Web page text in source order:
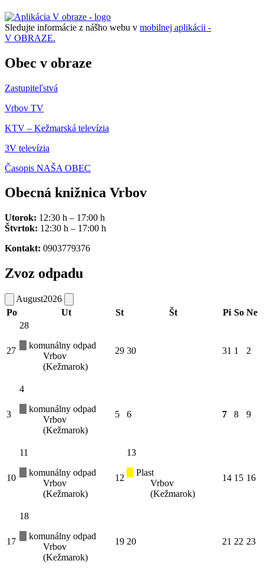
Sledujte informácie z nášho webu v mobilnej aplikácii -
V OBRAZE.
Obec v obraze
Zastupiteľstvá
Vrbov TV
KTV – Kežmarská televízia
3V televízia
Časopis NAŠA OBEC
Obecná knižnica Vrbov
Utorok: 12:30 h – 17:00 h
Štvrtok: 12:30 h – 17:00 h
Kontakt: 0903779376
Zvoz odpadu
August2026
Po
Ut St Št Pi So Ne
27
28
komunálny odpad
Vrbov
(Kežmarok)
29 30 31 1 2
3
4
komunálny odpad
Vrbov
(Kežmarok)
5 6 7 8 9
10
11
komunálny odpad
Vrbov
(Kežmarok)
12
13
Plast
Vrbov
(Kežmarok)
14 15 16
17
18
komunálny odpad
Vrbov
(Kežmarok)
19 20 21 22 23